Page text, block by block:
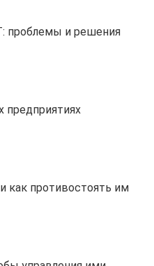
проблемы и решения
предприятиях
как противостоять им